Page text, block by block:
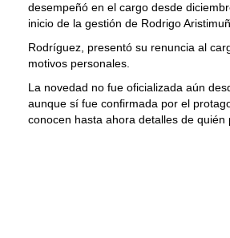
desempeñó en el cargo desde
inicio de la gestión de Rodrigo
Rodríguez, presentó su renuncia al
motivos personales.
La novedad no fue oficializada aún
aunque sí fue confirmada por el
conocen hasta ahora detalles de quién